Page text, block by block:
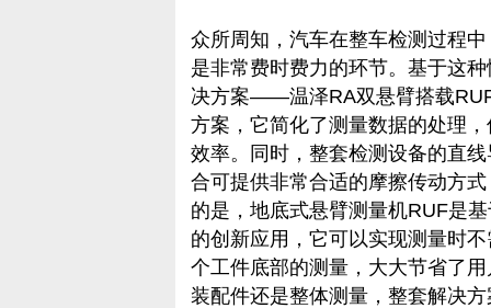
众所周知，汽车在整车检测过程
是非常费时费力的环节。基于这
决方案——温泽RA双悬臂搭载
方案，它简化了测量数据的处理
效率。同时，整套检测设备的直
合可提供非常合适的摩擦传动方
的是，地底式悬臂测量机RUF是
的创新应用，它可以实现测量时
个工件底部的测量，大大节省了
装配件还是整体测量，整套解决